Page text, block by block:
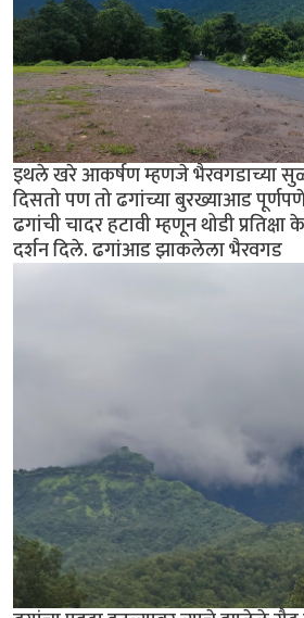
इथले खरे आकर्षण म्हणजे भैरवगडाच्या
दिसतो पण तो ढगांच्या बुरख्याआड
ढगांची चादर हटावी म्हणून थोडी
दर्शन दिले. ढगांआड झाकलेला भैरवगड